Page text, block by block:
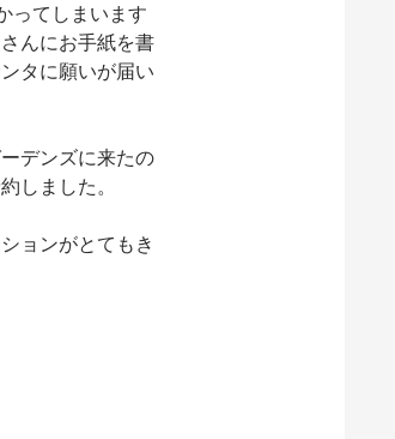
ってしまいます
んにお手紙を書
タに願いが届い
デンズに来たの
しました。
ョンがとてもき